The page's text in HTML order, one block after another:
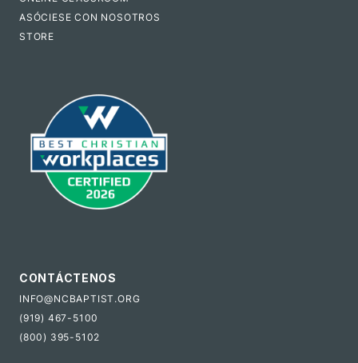
ASÓCIESE CON NOSOTROS
STORE
CONTÁCTENOS
INFO@NCBAPTIST.ORG
(919) 467-5100
(800) 395-5102